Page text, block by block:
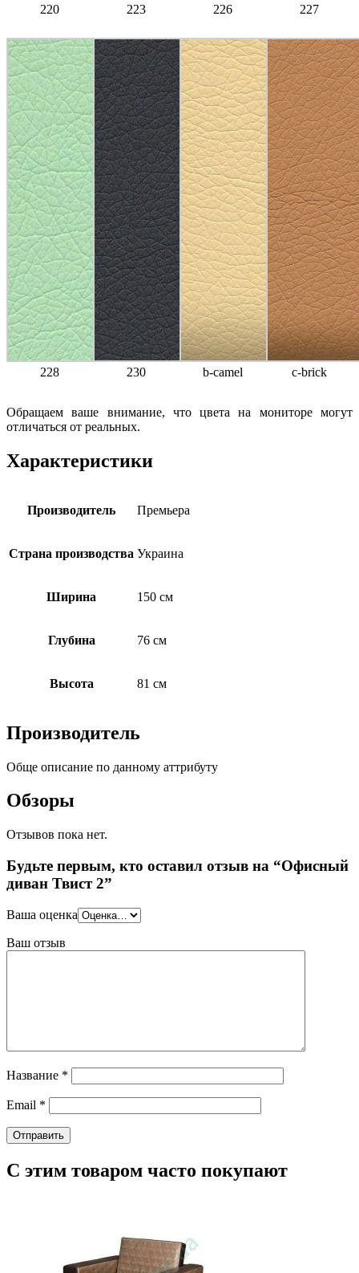
220 223 226 227
228 230 b-camel c-brick
Обращаем ваше внимание, что цвета на мониторе могут
отличаться от реальных.
Характеристики
Производитель Премьера
Страна производства Украина
Ширина 150 см
Глубина 76 см
Высота 81 см
Производитель
Обще описание по данному аттрибуту
Обзоры
Отзывов пока нет.
Будьте первым, кто оставил отзыв на “Офисный
диван Твист 2”
Ваша оценка
Ваш отзыв
Название *
Email *
С этим товаром часто покупают